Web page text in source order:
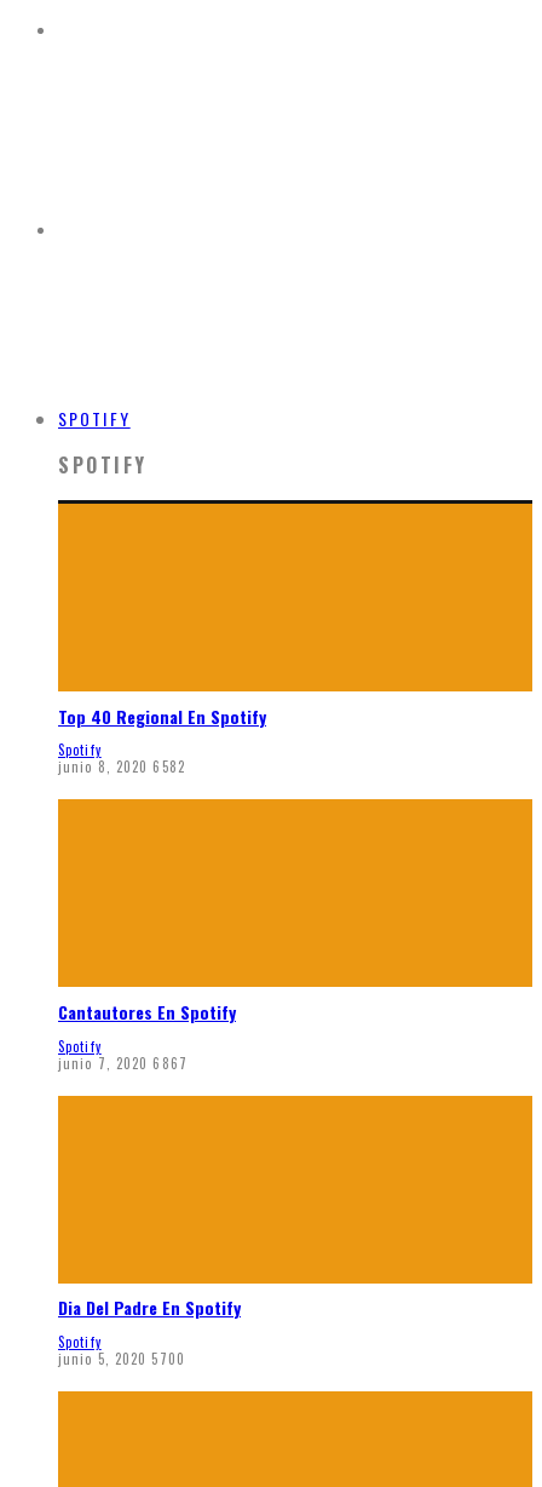
SPOTIFY
SPOTIFY
Top 40 Regional En Spotify
Spotify
junio 8, 2020 6582
Cantautores En Spotify
Spotify
junio 7, 2020 6867
Dia Del Padre En Spotify
Spotify
junio 5, 2020 5700